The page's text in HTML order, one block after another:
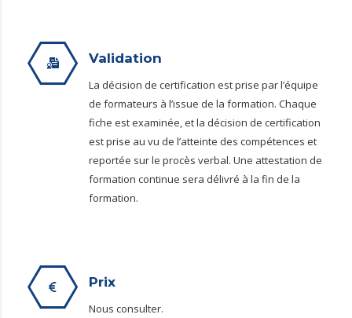
Validation
La décision de certification est prise par l’équipe
de formateurs à l’issue de la formation. Chaque
fiche est examinée, et la décision de certification
est prise au vu de l’atteinte des compétences et
reportée sur le procès verbal. Une attestation de
formation continue sera délivré à la fin de la
formation.
Prix
Nous consulter.